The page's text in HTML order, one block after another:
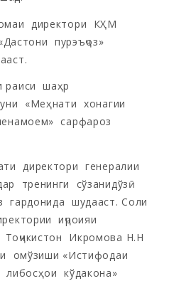
директори КҲМ
пурэъҷоз»
раиси шаҳр
«Меҳнати хонагии
сарфароз
директори генералии
тренинги сўзанидўзӣ
гардонида шудааст. Соли
иҷроияи
Икромова Н.Н
омўзиши «Истифодаи
кўдакона»